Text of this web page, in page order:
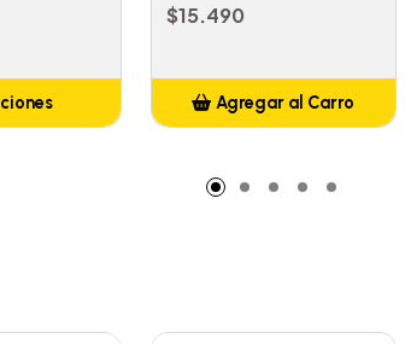
$15.490
Agregar al Carro